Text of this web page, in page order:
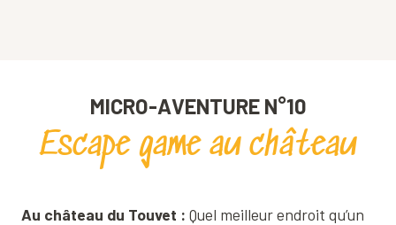
MICRO-AVENTURE N°10
Escape game au château
Au château du Touvet : Quel meilleur endroit qu’un